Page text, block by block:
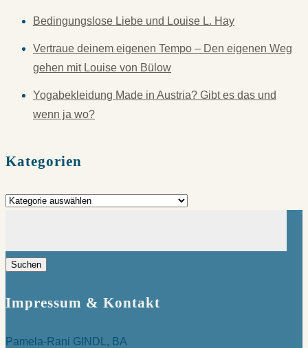
Bedingungslose Liebe und Louise L. Hay
Vertraue deinem eigenen Tempo – Den eigenen Weg
gehen mit Louise von Bülow
Yogabekleidung Made in Austria? Gibt es das und
wenn ja wo?
Kategorien
Kategorien
Impressum & Kontakt
Pamela-Rani GINDL, BA